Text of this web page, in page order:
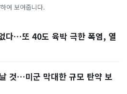
여 보여줍니다.
다…또 40도 육박 극한 폭염, 열
것…미군 막대한 규모 탄약 보